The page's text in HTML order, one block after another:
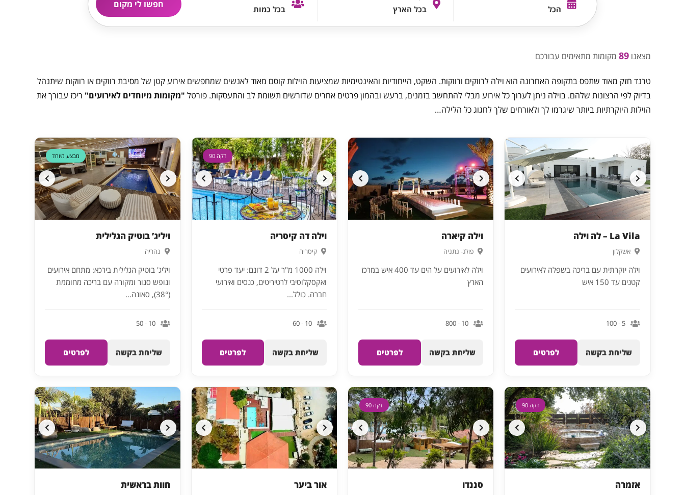
הכל בכל הארץ בכל כמות חפשו לי מקום
מצאנו89 מקומות מתאימים עבורכם
טרנד חזק מאוד שתפס בתקופה האחרונה הוא וילה לרווקים ורווקות. השקט, הייחודיות והאינטימיות שמציעות הוילות קוסם מאוד לאנשים שמחפשים אירוע קטן של מסיבת רווקים או רווקות שיתנהל
בדיוק לפי הרצונות שלהם. בוילה ניתן לערוך כל אירוע מבלי להתחשב בזמנים, ברעש ובהמון פרטים אחרים שדורשים תשומת לב והתעסקות. פורטל "מקומות מיוחדים לאירועים" ריכז עבורך את
הוילות היוקרתיות ביותר שיגרמו לך ולאורחים שלך לחגוג כל הלילה…
La Vila – לה וילה
אשקלון
וילה יוקרתית עם בריכה בשפלה לאירועים
קטנים עד 150 איש
5 - 100
שליחת בקשה לפרטים
וילה קיארה
פולג- נתניה
וילה לאירועים על הים עד 400 איש במרכז
הארץ
10 - 800
שליחת בקשה לפרטים
דקה 90
וילה דה קיסריה
קיסריה
וילה 1000 מ"ר על 2 דונם: יעד פרטי
ואקסקלוסיבי לרטיריטים, כנסים ואירועי
חברה. כולל...
10 - 60
שליחת בקשה לפרטים
דקה 90
מבצע מיוחד
ויליג’ בוטיק הגלילית
נהריה
ויליג' בוטיק הגלילית בירכא: מתחם אירועים
ונופש סגור ומקורה עם בריכה מחוממת
(38°), סאונה...
10 - 50
שליחת בקשה לפרטים
דקה 90
אזמרה
דקה 90
סננדו אור ביער חוות בראשית